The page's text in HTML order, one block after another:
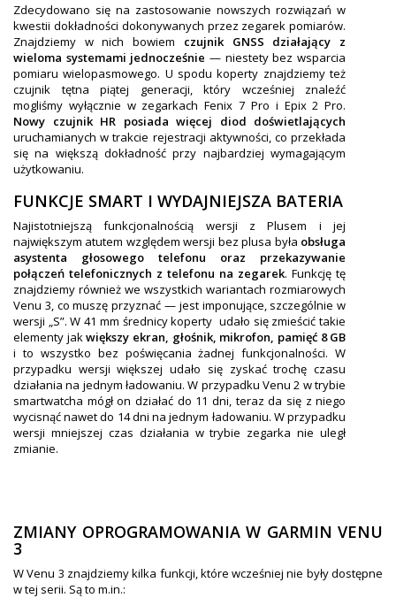
Zdecydowano się na zastosowanie nowszych rozwiązań w
kwestii dokładności dokonywanych przez zegarek pomiarów.
Znajdziemy w nich bowiem czujnik GNSS
działający z
wieloma systemami jednocześnie — niestety bez wsparcia
pomiaru wielopasmowego. U spodu koperty znajdziemy też
czujnik tętna piątej generacji, który wcześniej znaleźć
mogliśmy wyłącznie w zegarkach Fenix 7 Pro i Epix 2 Pro.
Nowy czujnik HR posiada więcej diod doświetlających
uruchamianych w trakcie rejestracji aktywności, co przekłada
się na większą dokładność przy najbardziej wymagającym
użytkowaniu.
FUNKCJE SMART I WYDAJNIEJSZA BATERIA
Najistotniejszą funkcjonalnością wersji z Plusem i jej
największym atutem względem wersji bez plusa była obsługa
asystenta głosowego telefonu oraz przekazywanie
połączeń telefonicznych z telefonu na zegarek. Funkcję tę
znajdziemy również we wszystkich wariantach rozmiarowych
Venu 3, co muszę przyznać — jest imponujące, szczególnie w
wersji „S”. W 41 mm średnicy koperty udało się zmieścić takie
elementy jak większy ekran, głośnik, mikrofon, pamięć 8 GB
i to wszystko bez poświęcania żadnej funkcjonalności. W
przypadku wersji większej udało się zyskać trochę czasu
działania na jednym ładowaniu. W przypadku Venu 2 w trybie
smartwatcha mógł on działać do 11 dni, teraz da się z niego
wycisnąć nawet do 14 dni na jednym ładowaniu. W przypadku
wersji mniejszej czas działania w trybie zegarka nie uległ
zmianie.
ZMIANY OPROGRAMOWANIA W GARMIN VENU
3
W Venu 3 znajdziemy kilka funkcji, które wcześniej nie były dostępne
w tej serii. Są to m.in.: